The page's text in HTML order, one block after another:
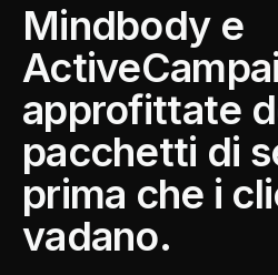
Mindbody e
approfittate
pacchetti di
prima che i
vadano.